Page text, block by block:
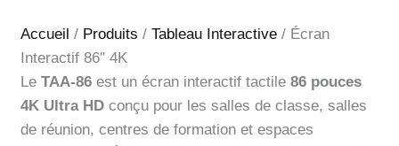
Accueil / Produits /Tableau Interactive / Écran
Interactif 86″ 4K
LeTAA-86 est un écran interactif tactile86 pouces
4K Ultra HD conçu pour les salles de classe, salles
de réunion, centres de formation et espaces